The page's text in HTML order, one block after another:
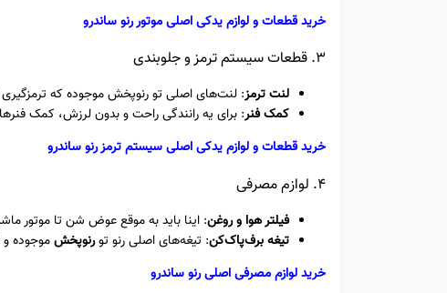
خرید قطعات و لوازم یدکی اصلی موتور رنو ساندرو
3. قطعات سیستم ترمز و جلوبندی
لنت ترمز: لنت‌های اصلی تو رنوپخش موجوده که
کمک فنر: برای یه رانندگی راحت و بدون لرزش، کمک
خرید قطعات و لوازم یدکی اصلی سیستم ترمز رنو ساندرو
4. لوازم مصرفی
فیلتر هوا و روغن: اینا باید به موقع عوض شن تا موتور
تیغه برف‌پاک‌کن: تیغه‌های اصلی رنو تورنوپخشموجوده
خرید لوازم مصرفی اصلی رنو ساندرو